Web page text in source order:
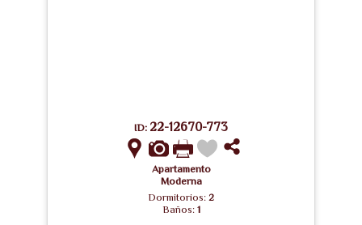
ID: 22-12670-773
Apartamento
Moderna
Dormitorios: 2
Baños: 1